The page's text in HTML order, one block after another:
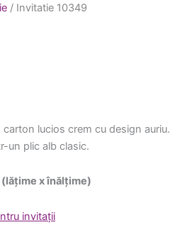
/ Invitatie 10349
lucios crem cu design auriu.
un plic alb clasic.
(lățime x înălțime)
invitații